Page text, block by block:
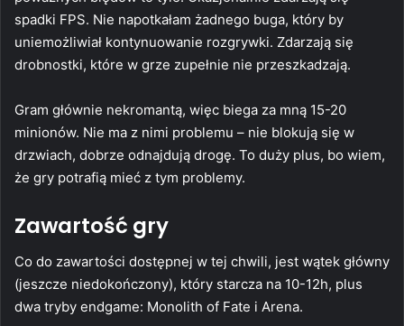
spadki FPS. Nie napotkałam żadnego buga, który by
uniemożliwiał kontynuowanie rozgrywki. Zdarzają się
drobnostki, które w grze zupełnie nie przeszkadzają.
Gram głównie nekromantą, więc biega za mną 15-20
minionów. Nie ma z nimi problemu – nie blokują się w
drzwiach, dobrze odnajdują drogę. To duży plus, bo wiem,
że gry potrafią mieć z tym problemy.
Zawartość gry
Co do zawartości dostępnej w tej chwili, jest wątek główny
(jeszcze niedokończony), który starcza na 10-12h, plus
dwa tryby endgame: Monolith of Fate i Arena.